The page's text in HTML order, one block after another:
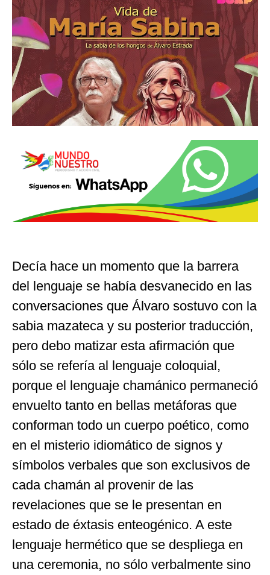
Decía hace un momento que la barrera
del lenguaje se había desvanecido en las
conversaciones que Álvaro sostuvo con la
sabia mazateca y su posterior traducción,
pero debo matizar esta afirmación que
sólo se refería al lenguaje coloquial,
porque el lenguaje chamánico permaneció
envuelto tanto en bellas metáforas que
conforman todo un cuerpo poético, como
en el misterio idiomático de signos y
símbolos verbales que son exclusivos de
cada chamán al provenir de las
revelaciones que se le presentan en
estado de éxtasis enteogénico. A este
lenguaje hermético que se despliega en
una ceremonia, no sólo verbalmente sino